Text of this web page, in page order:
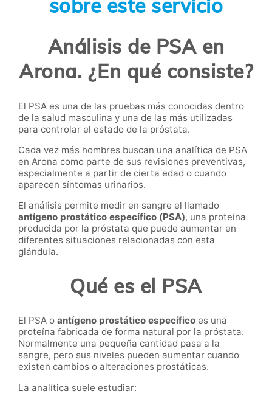
sobre este servicio
Análisis de PSA en
Arona. ¿En qué consiste?
El PSA es una de las pruebas más conocidas dentro
de la salud masculina y una de las más utilizadas
para controlar el estado de la próstata.
Cada vez más hombres buscan una analítica de PSA
en Arona como parte de sus revisiones preventivas,
especialmente a partir de cierta edad o cuando
aparecen síntomas urinarios.
El análisis permite medir en sangre el llamado
antígeno prostático específico (PSA), una proteína
producida por la próstata que puede aumentar en
diferentes situaciones relacionadas con esta
glándula.
Qué es el PSA
El PSA o antígeno prostático específico es una
proteína fabricada de forma natural por la próstata.
Normalmente una pequeña cantidad pasa a la
sangre, pero sus niveles pueden aumentar cuando
existen cambios o alteraciones prostáticas.
La analítica suele estudiar: